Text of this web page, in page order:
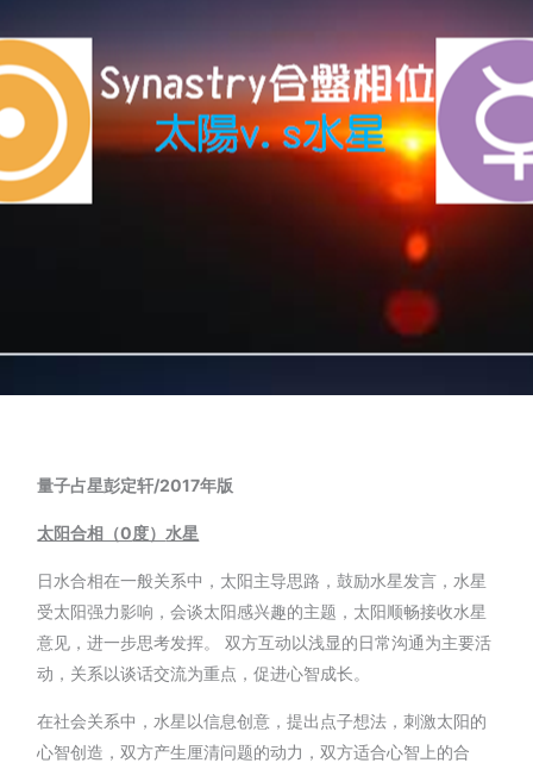
量子占星彭定轩/2017年版
太阳合相（0度） 水星
日水合相在一般关系中，太阳主导思路，鼓励水星发言，水星
受太阳强力影响，会谈太阳感兴趣的主题，太阳顺畅接收水星
意见，进一步思考发挥。 双方互动以浅显的日常沟通为主要活
动，关系以谈话交流为重点，促进心智成长。
在社会关系中，水星以信息创意，提出点子想法，刺激太阳的
心智创造，双方产生厘清问题的动力，双方适合心智上的合